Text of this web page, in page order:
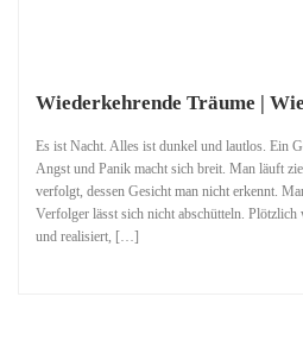
Wiederkehrende Träume |
Es ist Nacht. Alles ist dunkel und lautlos. Ein
Angst und Panik macht sich breit. Man läuft
verfolgt, dessen Gesicht man nicht erkennt.
Verfolger lässt sich nicht abschütteln. Plötzlich
und realisiert, […]